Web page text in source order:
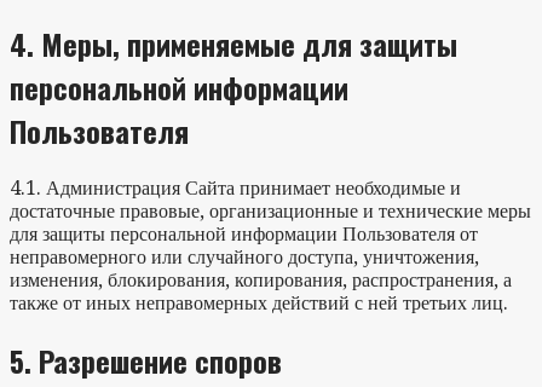
4. Меры, применяемые для защиты
персональной информации
Пользователя
4.1. Администрация Сайта принимает необходимые и
достаточные правовые, организационные и технические меры
для защиты персональной информации Пользователя от
неправомерного или случайного доступа, уничтожения,
изменения, блокирования, копирования, распространения, а
также от иных неправомерных действий с ней третьих лиц.
5. Разрешение споров